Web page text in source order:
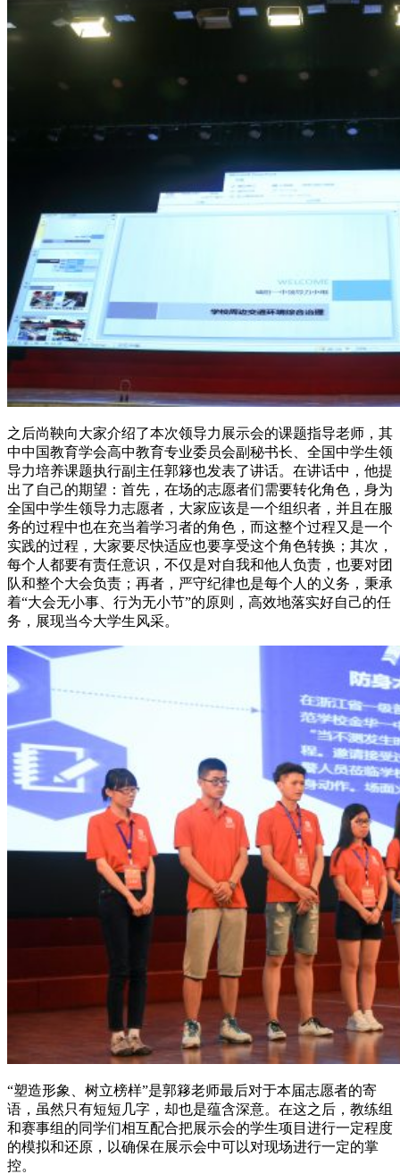
之后尚鞅向大家介绍了本次领导力展示会的课题指导老师，其
中中国教育学会高中教育专业委员会副秘书长、全国中学生领
导力培养课题执行副主任郭簃也发表了讲话。在讲话中，他提
出了自己的期望：首先，在场的志愿者们需要转化角色，身为
全国中学生领导力志愿者，大家应该是一个组织者，并且在服
务的过程中也在充当着学习者的角色，而这整个过程又是一个
实践的过程，大家要尽快适应也要享受这个角色转换；其次，
每个人都要有责任意识，不仅是对自我和他人负责，也要对团
队和整个大会负责；再者，严守纪律也是每个人的义务，秉承
着“大会无小事、行为无小节”的原则，高效地落实好自己的任
务，展现当今大学生风采。
“塑造形象、树立榜样”是郭簃老师最后对于本届志愿者的寄
语，虽然只有短短几字，却也是蕴含深意。在这之后，教练组
和赛事组的同学们相互配合把展示会的学生项目进行一定程度
的模拟和还原，以确保在展示会中可以对现场进行一定的掌
控。